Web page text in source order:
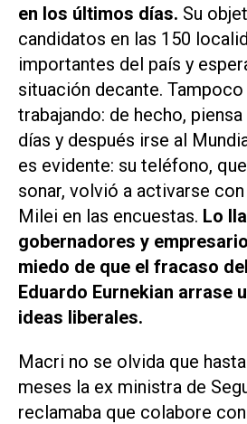
en los últimos días. Su
candidatos en las 150
importantes del país y
situación decante. Tampoco
trabajando: de hecho,
días y después irse al
es evidente: su teléfono,
sonar, volvió a activarse
Milei en las encuestas. Lo
gobernadores y
miedo de que el fracaso
Eduardo Eurnekian arrase
ideas liberales.
Macri no se olvida que
meses la ex ministra de
reclamaba que colabore